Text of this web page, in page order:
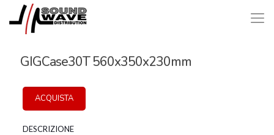
GIGCase30T 560x350x230mm
ACQUISTA
DESCRIZIONE